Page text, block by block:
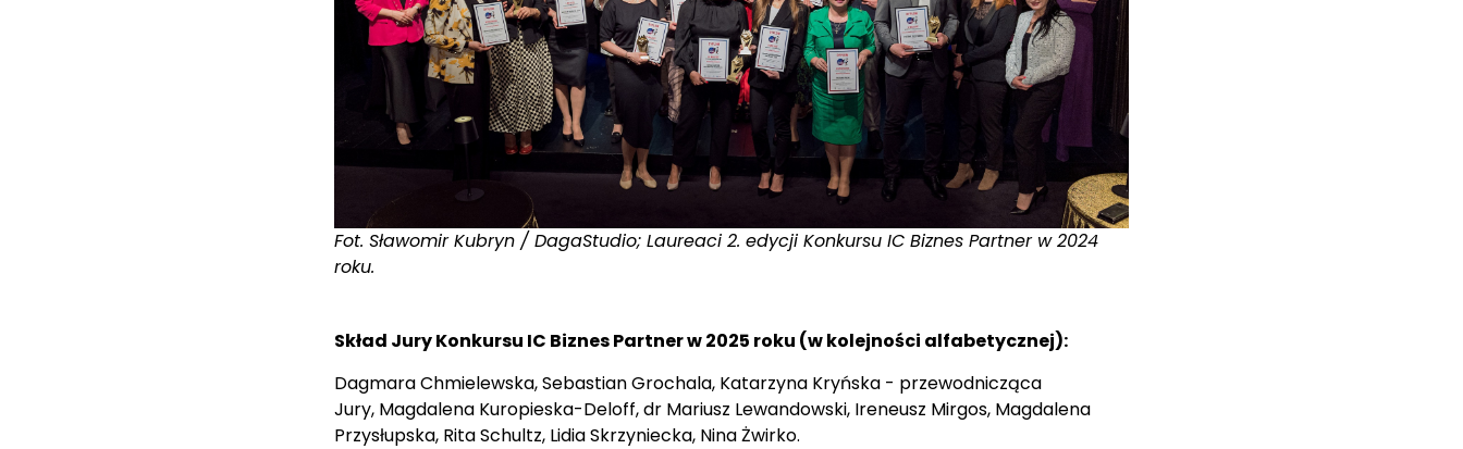
Fot. Sławomir Kubryn / DagaStudio; Laureaci 2. edycji Konkursu IC Biznes Partner w 2024
roku.
Skład Jury Konkursu IC Biznes Partner w 2025 roku (w kolejności alfabetycznej):
Dagmara Chmielewska, Sebastian Grochala, Katarzyna Kryńska - przewodnicząca
Jury, Magdalena Kuropieska-Deloff, dr Mariusz Lewandowski, Ireneusz Mirgos, Magdalena
Przysłupska, Rita Schultz, Lidia Skrzyniecka, Nina Żwirko.